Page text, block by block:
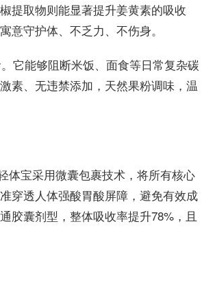
提取物则能显著提升姜黄素的吸收
守护体、不乏力、不伤身。
它能够阻断米饭、面食等日常复杂碳
素、无违禁添加，天然果粉调味，温
体宝采用微囊包裹技术，将所有核心
穿透人体强酸胃酸屏障，避免有效成
胶囊剂型，整体吸收率提升78%，且